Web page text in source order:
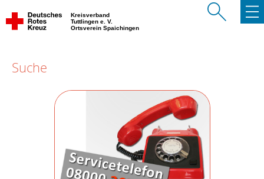
Kreisverband
Tuttlingen e. V.
Ortsverein Spaichingen
Suche